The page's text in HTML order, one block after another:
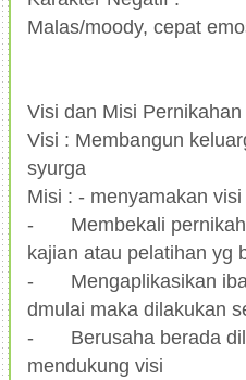
Malas/moody, cepat
Visi dan Misi Pernikahan
Visi : Membangun
syurga
Misi : - menyamakan
-
Membekali
kajian atau pelatihan yg
-
Mengaplikasikan
dmulai maka dilakukan
-
Berusaha berada
mendukung visi